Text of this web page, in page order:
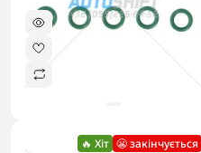
🔥 Хіт 😬 закінчується